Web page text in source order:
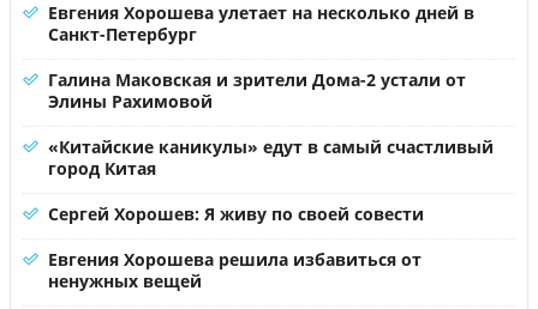
Евгения Хорошева улетает на несколько дней в
Санкт-Петербург
Галина Маковская и зрители Дома-2 устали от
Элины Рахимовой
«Китайские каникулы» едут в самый счастливый
город Китая
Сергей Хорошев: Я живу по своей совести
Евгения Хорошева решила избавиться от
ненужных вещей